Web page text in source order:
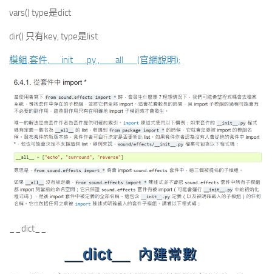
vars() type是dict
dir() 只有key, type是list
模組,套件,__init__.py , __all__ (官網說明):
__dict__